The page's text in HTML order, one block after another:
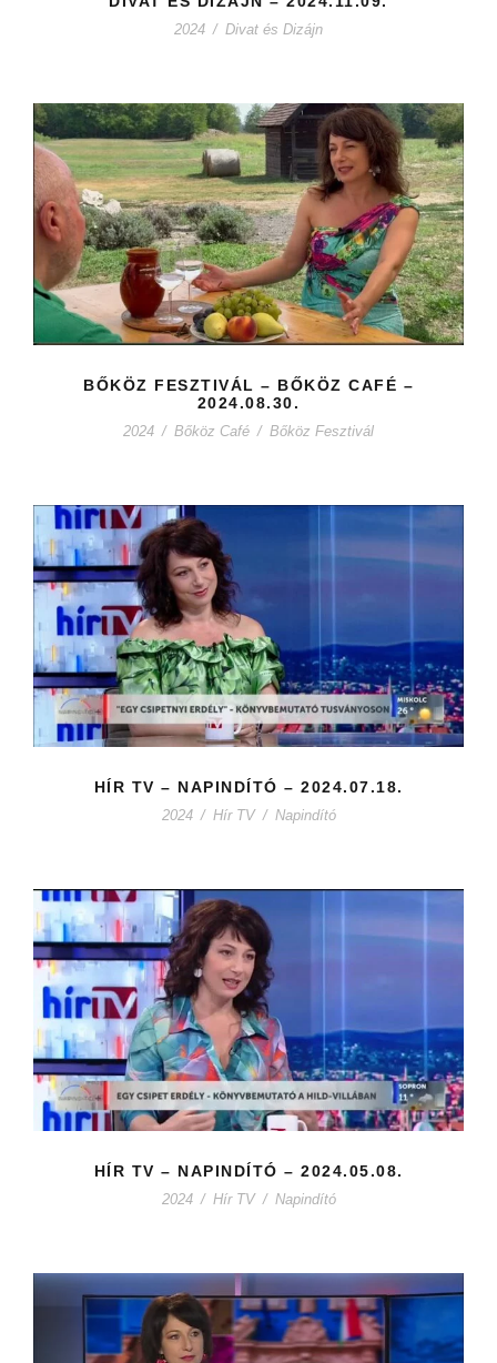
2024 / Divat és Dizájn
BŐKÖZ FESZTIVÁL – BŐKÖZ CAFÉ –
2024.08.30.
2024 / Bőköz Café / Bőköz Fesztivál
HÍR TV – NAPINDÍTÓ – 2024.07.18.
2024 / Hír TV / Napindító
HÍR TV – NAPINDÍTÓ – 2024.05.08.
2024 / Hír TV / Napindító